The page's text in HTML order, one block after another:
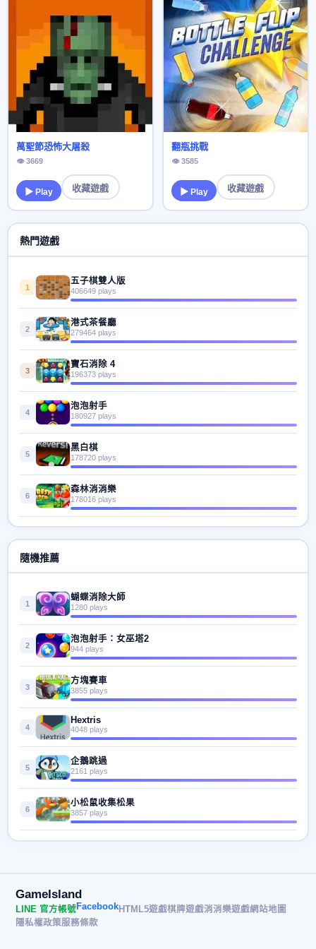
萬聖節恐怖大屠殺
👁 3669
▶ Play 收藏遊戲
翻瓶挑戰
👁 3585
▶ Play 收藏遊戲
熱門遊戲
1
五子棋雙人版
406649 plays
2
港式茶餐廳
279464 plays
3
寶石消除 4
196373 plays
4
泡泡射手
180927 plays
5
黑白棋
178720 plays
6
森林消消樂
178016 plays
隨機推薦
1
蝴蝶消除大師
1280 plays
2
泡泡射手：女巫塔2
944 plays
3
方塊賽車
3855 plays
4
Hextris
4048 plays
5
企鵝跳過
2161 plays
6
小松鼠收集松果
3857 plays
GameIsland
LINE 官方帳號FacebookHTML5遊戲棋牌遊戲消消樂遊戲網站地圖
隱私權政策服務條款